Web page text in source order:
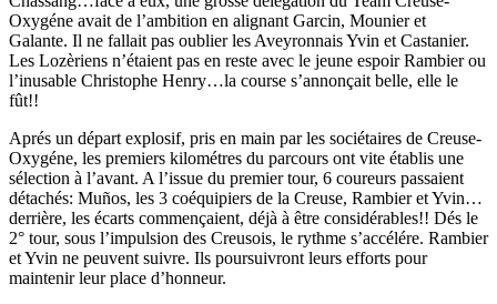
Oxygéne avait de l’ambition en alignant Garcin, Mounier et
Galante. Il ne fallait pas oublier les Aveyronnais Yvin et Castanier.
Les Lozèriens n’étaient pas en reste avec le jeune espoir Rambier ou
l’inusable Christophe Henry…la course s’annonçait belle, elle le
fût!!
Aprés un départ explosif, pris en main par les sociétaires de Creuse-
Oxygéne, les premiers kilométres du parcours ont vite établis une
sélection à l’avant. A l’issue du premier tour, 6 coureurs passaient
détachés: Muños, les 3 coéquipiers de la Creuse, Rambier et Yvin…
derrière, les écarts commençaient, déjà à être considérables!! Dés le
2° tour, sous l’impulsion des Creusois, le rythme s’accélére. Rambier
et Yvin ne peuvent suivre. Ils poursuivront leurs efforts pour
maintenir leur place d’honneur.